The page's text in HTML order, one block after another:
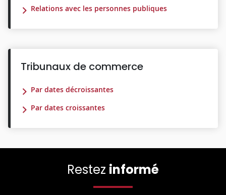
Relations avec les personnes publiques
Tribunaux de commerce
Par dates décroissantes
Par dates croissantes
Restez informé